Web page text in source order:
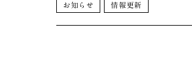
お知らせ 情報更新